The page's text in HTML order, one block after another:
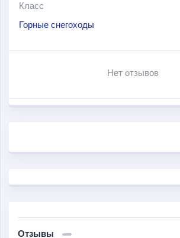
Класс
Горные снегоходы
Нет отзывов
Отзывы